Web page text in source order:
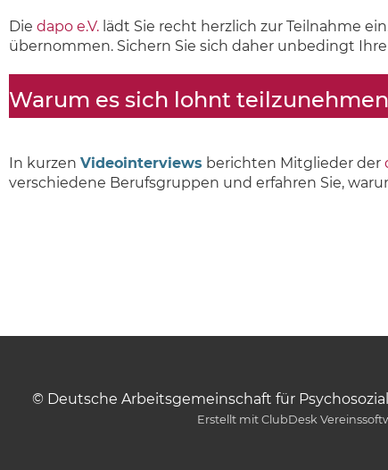
Die dapo e.V. lädt Sie recht herzlich zur Teilnahme
übernommen. Sichern Sie sich daher unbedingt
Warum es sich lohnt teilzunehmen
In kurzen Videointerviews berichten Mitglieder der
verschiedene Berufsgruppen und erfahren Sie,
© Deutsche Arbeitsgemeinschaft für
Erstellt mit ClubDesk